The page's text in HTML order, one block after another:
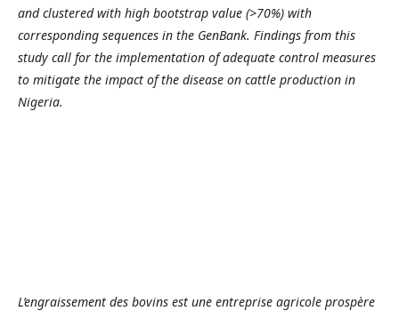
and clustered with high bootstrap value (>70%) with
corresponding sequences in the GenBank. Findings from this
study call for the implementation of adequate control measures
to mitigate the impact of the disease on cattle production in
Nigeria.
L’engraissement des bovins est une entreprise agricole prospère